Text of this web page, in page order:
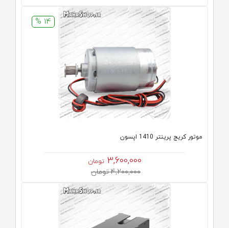
14 %
موتور کریج پرینتر 1410 اپسون
3,600,000 تومان
4,200,000 تومان